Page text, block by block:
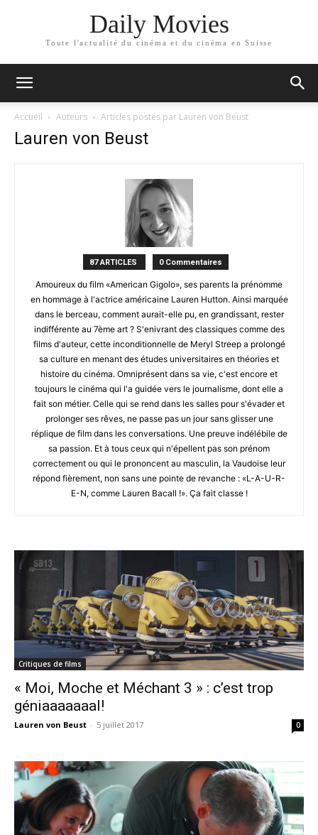
Daily Movies
Toute l'actualité du cinéma et du cinéma en Suisse
Accueil Auteurs Articles postés par Lauren von Beust
Lauren von Beust
87 ARTICLES 0 Commentaires
Amoureux du film «American Gigolo», ses parents la prénomme
en hommage à l'actrice américaine Lauren Hutton. Ainsi marquée
dans le berceau, comment aurait-elle pu, en grandissant, rester
indifférente au 7ème art ? S'enivrant des classiques comme des
films d'auteur, cette inconditionnelle de Meryl Streep a prolongé
sa culture en menant des études universitaires en théories et
histoire du cinéma. Omniprésent dans sa vie, c'est encore et
toujours le cinéma qui l'a guidée vers le journalisme, dont elle a
fait son métier. Celle qui se rend dans les salles pour s'évader et
prolonger ses rêves, ne passe pas un jour sans glisser une
réplique de film dans les conversations. Une preuve indélébile de
sa passion. Et à tous ceux qui n'épellent pas son prénom
correctement ou qui le prononcent au masculin, la Vaudoise leur
répond fièrement, non sans une pointe de revanche : «L-A-U-R-
E-N, comme Lauren Bacall !». Ça fait classe !
Critiques de films
« Moi, Moche et Méchant 3 » : c’est trop
géniaaaaaaal!
Lauren von Beust - 5 juillet 2017 0